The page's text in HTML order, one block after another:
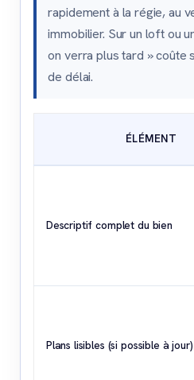
rapidement à la régie, au
immobilier. Sur un loft ou
on verra plus tard » coûte
de délai.
ÉLÉMENT
Descriptif complet du bien
Plans lisibles (si possible à jour)